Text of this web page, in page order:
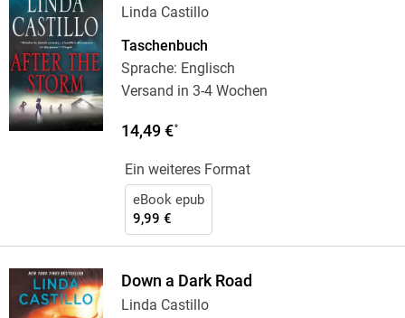
Linda Castillo
Taschenbuch
Sprache: Englisch
Versand in 3-4 Wochen
14,49 €*
Ein weiteres Format
eBook epub
9,99 €
Down a Dark Road
Linda Castillo